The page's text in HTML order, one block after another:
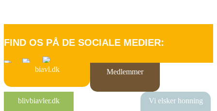
FIND OS PÅ DE SOCIALE MEDIER:
biavl.dk Medlemmer
blivbiavler.dk Vi elsker honning
FORSIDE